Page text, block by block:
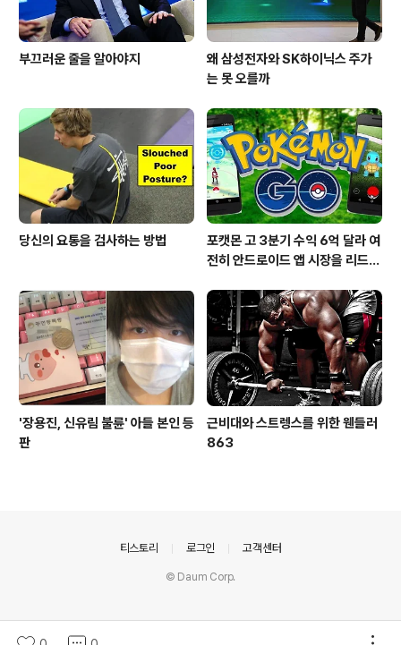
부끄러운 줄을 알아야지
왜 삼성전자와 SK하이닉스 주가
는 못 오를까
당신의 요통을 검사하는 방법
포캣몬 고 3분기 수익 6억 달라 여
전히 안드로이드 앱 시장을 리드
'장용진, 신유림 불륜' 아들 본인 등
판
근비대와 스트렝스를 위한 웬들러
863
티스토리 로그인 고객센터
© Daum Corp.